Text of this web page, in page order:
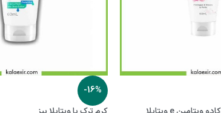
-16%